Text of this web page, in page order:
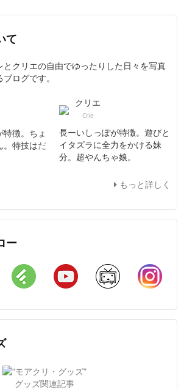
て
クリエの自由でゆったりした日々を写真
ログです。
徴。ちょ
。特技はだ
クリエ
Crie
長ーいしっぽが特徴。遊びと
イタズラに全力をかける妹
分。超やんちゃ娘。
もっと詳しく
ー
Facebook Feedly YouTube ニコニコ動画
グッズ関連記事